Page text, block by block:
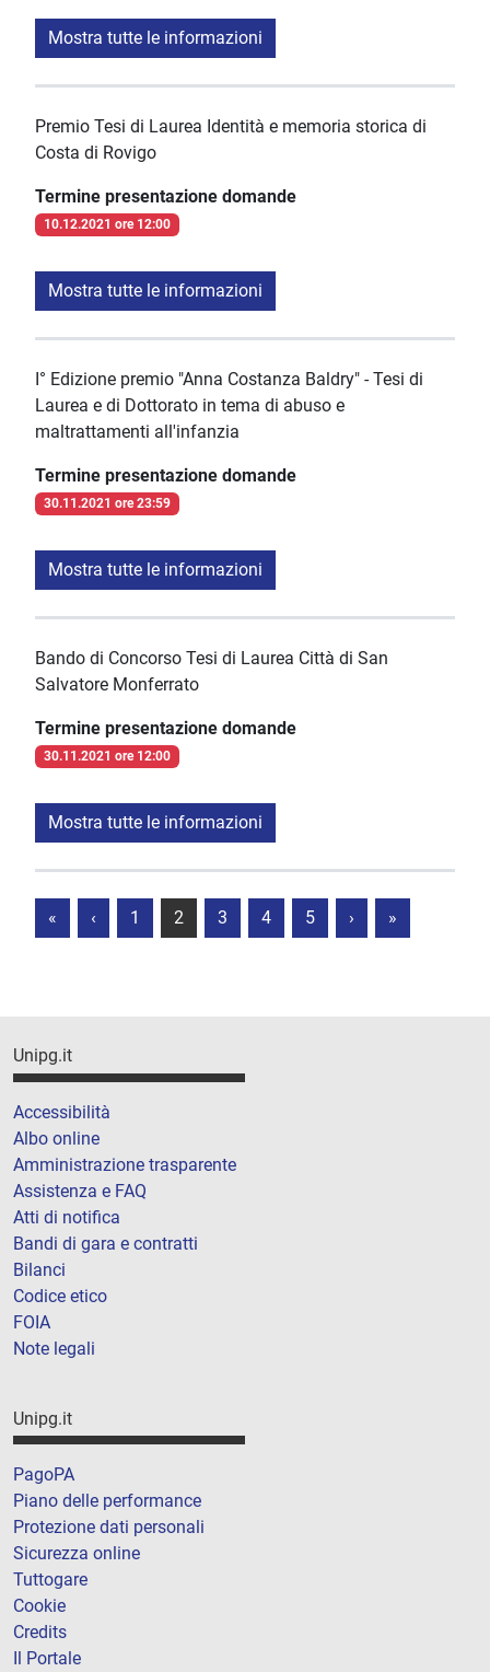
Mostra tutte le informazioni
Premio Tesi di Laurea Identità e memoria storica di
Costa di Rovigo
Termine presentazione domande
10.12.2021 ore 12:00
Mostra tutte le informazioni
I° Edizione premio "Anna Costanza Baldry" - Tesi di
Laurea e di Dottorato in tema di abuso e
maltrattamenti all'infanzia
Termine presentazione domande
30.11.2021 ore 23:59
Mostra tutte le informazioni
Bando di Concorso Tesi di Laurea Città di San
Salvatore Monferrato
Termine presentazione domande
30.11.2021 ore 12:00
Mostra tutte le informazioni
« ‹ 1 2 3 4 5 › »
Unipg.it
Accessibilità
Albo online
Amministrazione trasparente
Assistenza e FAQ
Atti di notifica
Bandi di gara e contratti
Bilanci
Codice etico
FOIA
Note legali
Unipg.it
PagoPA
Piano delle performance
Protezione dati personali
Sicurezza online
Tuttogare
Cookie
Credits
Il Portale